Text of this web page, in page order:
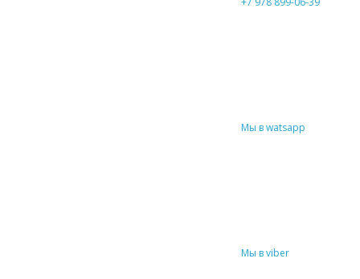
Мы в watsapp
Мы в viber